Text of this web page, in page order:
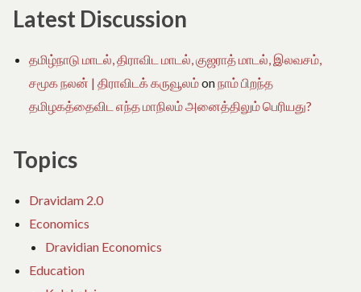
Latest Discussion
தமிழ்நாடு மாடல், திராவிட மாடல், குஜராத் மாடல், இலவசம்,
சமூக நலன் | திராவிடக் கருவூலம்onநாம் பிறந்த
தமிழகத்தைவிட எந்த மாநிலம் அனைத்திலும் பெரியது?
Topics
Dravidam 2.0
Economics
Dravidian Economics
Education